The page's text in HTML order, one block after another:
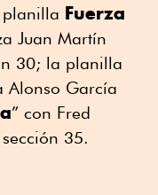
planilla Fuerza
Juan Martín
30; la planilla
Alonso García
” con Fred
35.